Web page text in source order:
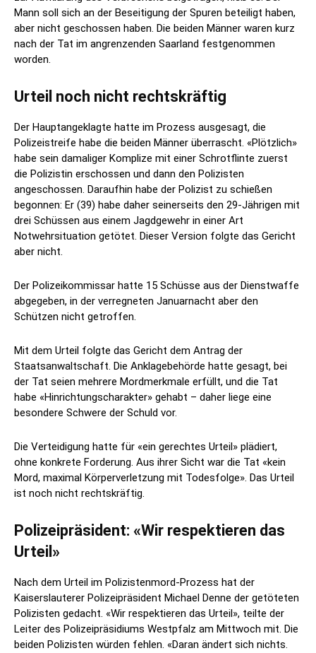
Mann soll sich an der Beseitigung der Spuren beteiligt haben,
aber nicht geschossen haben. Die beiden Männer waren kurz
nach der Tat im angrenzenden Saarland festgenommen
worden.
Urteil noch nicht rechtskräftig
Der Hauptangeklagte hatte im Prozess ausgesagt, die
Polizeistreife habe die beiden Männer überrascht. «Plötzlich»
habe sein damaliger Komplize mit einer Schrotflinte zuerst
die Polizistin erschossen und dann den Polizisten
angeschossen. Daraufhin habe der Polizist zu schießen
begonnen: Er (39) habe daher seinerseits den 29-Jährigen mit
drei Schüssen aus einem Jagdgewehr in einer Art
Notwehrsituation getötet. Dieser Version folgte das Gericht
aber nicht.
Der Polizeikommissar hatte 15 Schüsse aus der Dienstwaffe
abgegeben, in der verregneten Januarnacht aber den
Schützen nicht getroffen.
Mit dem Urteil folgte das Gericht dem Antrag der
Staatsanwaltschaft. Die Anklagebehörde hatte gesagt, bei
der Tat seien mehrere Mordmerkmale erfüllt, und die Tat
habe «Hinrichtungscharakter» gehabt – daher liege eine
besondere Schwere der Schuld vor.
Die Verteidigung hatte für «ein gerechtes Urteil» plädiert,
ohne konkrete Forderung. Aus ihrer Sicht war die Tat «kein
Mord, maximal Körperverletzung mit Todesfolge». Das Urteil
ist noch nicht rechtskräftig.
Polizeipräsident: «Wir respektieren das
Urteil»
Nach dem Urteil im Polizistenmord-Prozess hat der
Kaiserslauterer Polizeipräsident Michael Denne der getöteten
Polizisten gedacht. «Wir respektieren das Urteil», teilte der
Leiter des Polizeipräsidiums Westpfalz am Mittwoch mit. Die
beiden Polizisten würden fehlen. «Daran ändert sich nichts.